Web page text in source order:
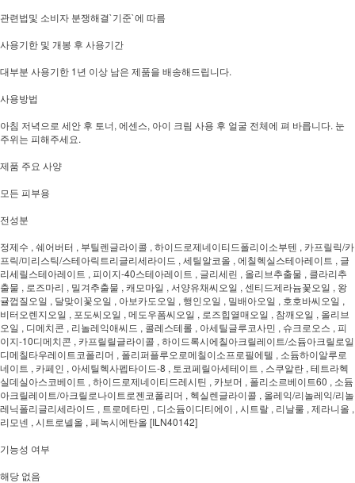
관련법및 소비자 분쟁해결`기준`에 따름
사용기한 및 개봉 후 사용기간
대부분 사용기한 1년 이상 남은 제품을 배송해드립니다.
사용방법
아침 저녁으로 세안 후 토너, 에센스, 아이 크림 사용 후 얼굴 전체에 펴 바릅니다. 눈
주위는 피해주세요.
제품 주요 사양
모든 피부용
전성분
정제수 , 쉐어버터 , 부틸렌글라이콜 , 하이드로제네이티드폴리이소부텐 , 카프릴릭/카
프릭/미리스틱/스테아릭트리글리세라이드 , 세틸알코올 , 에칠헥실스테아레이트 , 글
리세릴스테아레이트 , 피이지-40스테아레이트 , 글리세린 , 올리브추출물 , 클라리추
출물 , 로즈마리 , 밀겨추출물 , 캐모마일 , 서양유채씨오일 , 센티드제라늄꽃오일 , 왕
귤껍질오일 , 달맞이꽃오일 , 아보카도오일 , 행인오일 , 밀배아오일 , 호호바씨오일 ,
비터오렌지오일 , 포도씨오일 , 메도우폼씨오일 , 로즈힙열매오일 , 참깨오일 , 올리브
오일 , 디메치콘 , 리놀레익애씨드 , 콜레스테롤 , 아세틸글루코사민 , 슈크로오스 , 피
이지-10디메치콘 , 카프릴릴글라이콜 , 하이드록시에칠아크릴레이트/소듐아크릴로일
디메칠타우레이트코폴리머 , 폴리퍼플루오로메칠이소프로필에텔 , 소듐하이알루로
네이트 , 카페인 , 아세틸헥사펩타이드-8 , 토코페릴아세테이트 , 스쿠알란 , 테트라헥
실데실아스코베이트 , 하이드로제네이티드레시틴 , 카보머 , 폴리소르베이트60 , 소듐
아크릴레이트/아크릴로나이트로젠코폴리머 , 헥실렌글라이콜 , 올레익/리놀레익/리놀
레닉폴리글리세라이드 , 트로메타민 , 디소듐이디티에이 , 시트랄 , 리날룰 , 제라니올 ,
리모넨 , 시트로넬올 , 페녹시에탄올 [ILN40142]
기능성 여부
해당 없음